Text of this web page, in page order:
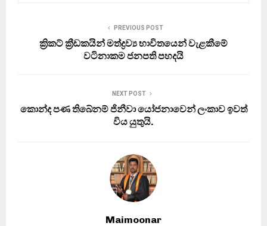
PREVIOUS POST
ක්‍රිකට් ක්‍රීඩකයින් මත්ද්‍රව්‍ය භාවිතයෙන් වැළකීමේ
වටිනාකම ජනපති පහදයි
NEXT POST
කොන්ද පණ තිබේනම් ජිනීවා යෝජනාවෙන් ලංකාව ඉවත්
විය යුතුයි.
Maimoonar